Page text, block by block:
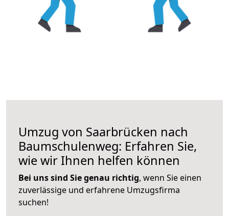
Umzug von Saarbrücken nach
Baumschulenweg: Erfahren Sie,
wie wir Ihnen helfen können
Bei uns sind Sie genau richtig, wenn Sie einen
zuverlässige und erfahrene Umzugsfirma
suchen!